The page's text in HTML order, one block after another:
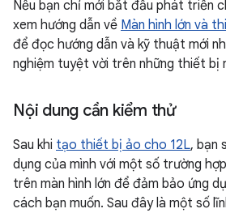
Nếu bạn chỉ mới bắt đầu phát triển
xem hướng dẫn về Màn hình lớn và
để đọc hướng dẫn và kỹ thuật mới
nghiệm tuyệt vời trên những thiết bị
Nội dung cần kiểm thử
Sau khi tạo thiết bị ảo cho 12L, bạn
dụng của mình với một số trường
trên màn hình lớn để đảm bảo ứng
cách bạn muốn. Sau đây là một số